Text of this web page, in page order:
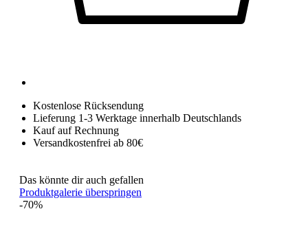
Kostenlose Rücksendung
Lieferung 1-3 Werktage innerhalb Deutschlands
Kauf auf Rechnung
Versandkostenfrei ab 80€
Das könnte dir auch gefallen
Produktgalerie überspringen
-70%